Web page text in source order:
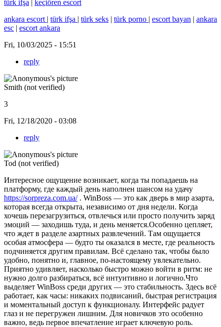
türk ifşa
keçiören escort
ankara escort | türk ifşa | türk seks | türk porno | escort bayan | ankara
esc | escort ankara
Fri, 10/03/2025 - 15:51
reply
Smith (not verified)
3
Fri, 12/18/2020 - 03:08
reply
Tod (not verified)
Интересное ощущение возникает, когда ты попадаешь на
платформу, где каждый день наполнен шансом на удачу
https://sorpreza.com.ua/. WinBoss — это как дверь в мир азарта,
которая всегда открыта, независимо от дня недели. Когда
хочешь перезагрузиться, отвлечься или просто получить заряд
эмоций — заходишь туда, и день меняется.Особенно цепляет,
что ждет в разделе азартных развлечений. Там ощущается
особая атмосфера — будто ты оказался в месте, где реальность
подчиняется другим правилам. Всё сделано так, чтобы было
удобно, понятно и, главное, по-настоящему увлекательно.
Приятно удивляет, насколько быстро можно войти в ритм: не
нужно долго разбираться, всё интуитивно и логично.Что
выделяет WinBoss среди других — это стабильность. Здесь всё
работает, как часы: никаких подвисаний, быстрая регистрация
и моментальный доступ к функционалу. Интерфейс радует
глаз и не перегружен лишним. Для новичков это особенно
важно, ведь первое впечатление играет ключевую роль.